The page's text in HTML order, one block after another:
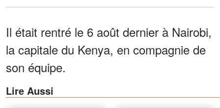
Il était rentré le 6 août dernier à Nairobi,
la capitale du Kenya, en compagnie de
son équipe.
Lire Aussi